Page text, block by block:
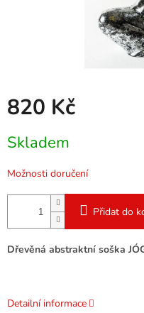
820 Kč
cena:
Skladem
Možnosti doručení
Přidat do
Dřevěná abstraktní soška
Detailní informace